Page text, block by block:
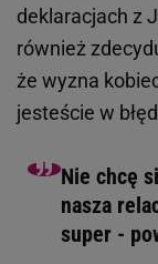
deklaracjach z
również
że wyzna
jesteście w
Nie chcę
nasza
super -